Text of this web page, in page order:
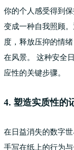
你的个人感受得到
变成一种自我照顾
度，释放压抑的情
在风景。 这种安全
应性的关键步骤。
4. 塑造实质性的
在日益消失的数字
手写在纸上的行为